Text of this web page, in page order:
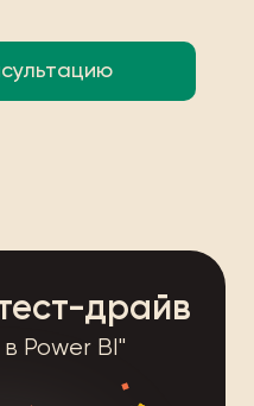
Power BI"
драйв